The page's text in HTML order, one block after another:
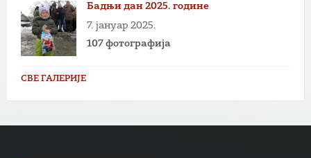
Бадњи дан 2025. године
7. јануар 2025.
107 фотографија
СВЕ ГАЛЕРИЈЕ